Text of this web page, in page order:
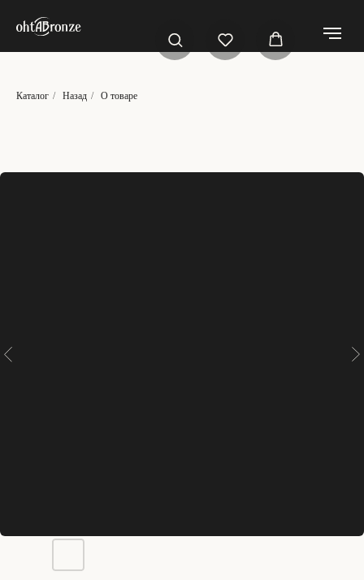
Каталог / Назад / О товаре